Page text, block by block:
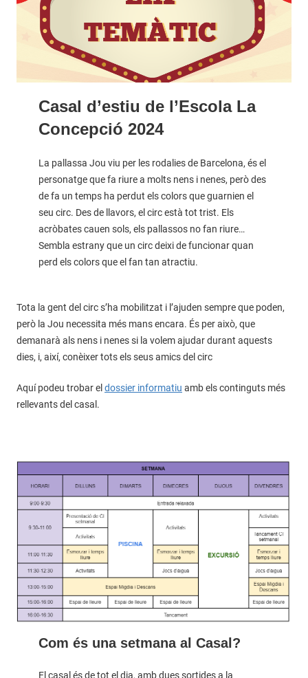
Casal d’estiu de l’Escola La
Concepció 2024
La pallassa Jou viu per les rodalies de Barcelona, és el
personatge que fa riure a molts nens i nenes, però des
de fa un temps ha perdut els colors que guarnien el
seu circ. Des de llavors, el circ està tot trist. Els
acròbates cauen sols, els pallassos no fan riure…
Sembla estrany que un circ deixi de funcionar quan
perd els colors que el fan tan atractiu.
Tota la gent del circ s’ha mobilitzat i l’ajuden sempre que poden,
però la Jou necessita més mans encara. És per això, que
demanarà als nens i nenes si la volem ajudar durant aquests
dies, i, així, conèixer tots els seus amics del circ
Aquí podeu trobar el dossier informatiu amb els continguts més
rellevants del casal.
Com és una setmana al Casal?
El casal és de tot el dia, amb dues sortides a la